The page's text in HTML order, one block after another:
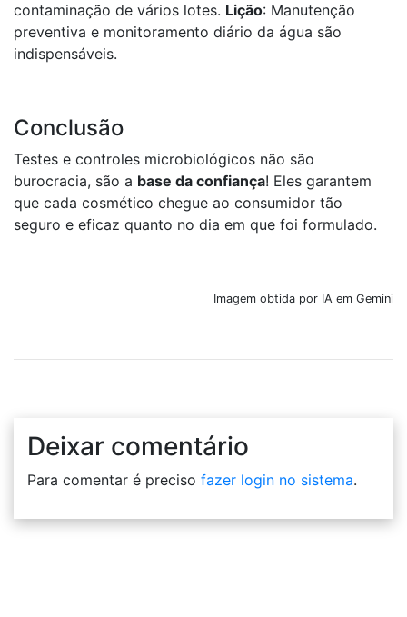
contaminação de vários lotes. Lição: Manutenção
preventiva e monitoramento diário da água são
indispensáveis.
Conclusão
Testes e controles microbiológicos não são
burocracia, são a base da confiança! Eles garantem
que cada cosmético chegue ao consumidor tão
seguro e eficaz quanto no dia em que foi formulado.
Imagem obtida por IA em Gemini
Deixar comentário
Para comentar é preciso fazer login no sistema.